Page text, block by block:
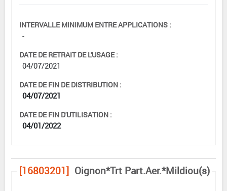
INTERVALLE MINIMUM ENTRE APPLICATIONS :
-
DATE DE RETRAIT DE L'USAGE :
04/07/2021
DATE DE FIN DE DISTRIBUTION :
04/07/2021
DATE DE FIN D'UTILISATION :
04/01/2022
[16803201] Oignon*Trt Part.Aer.*Mildiou(s)